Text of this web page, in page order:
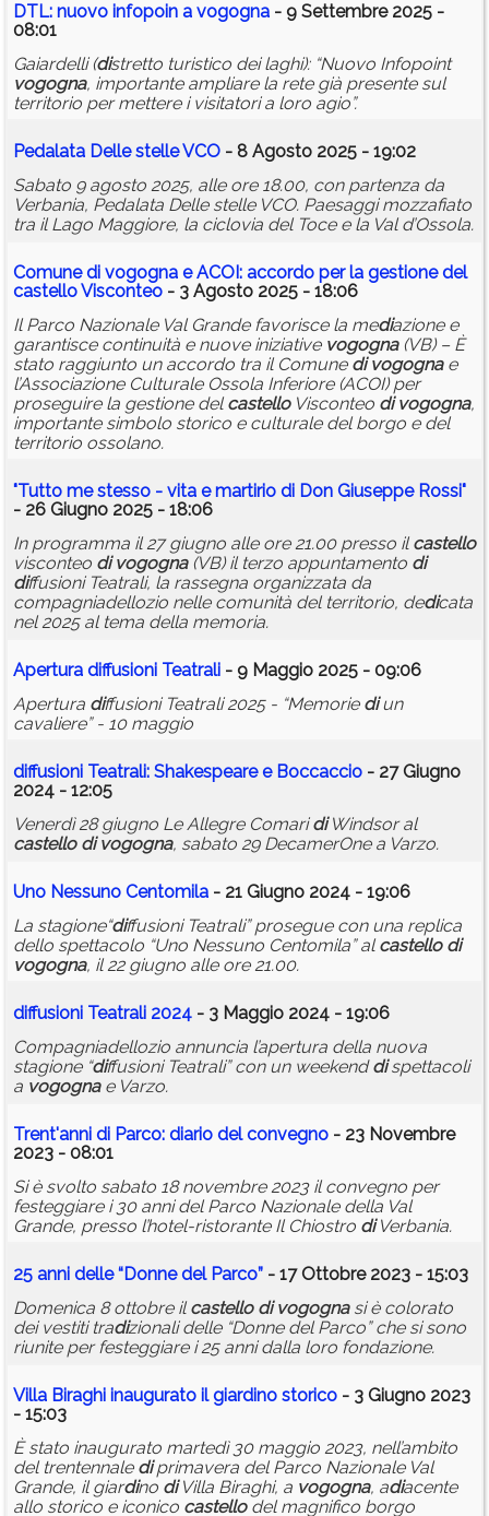
DTL: nuovo infopoin a vogogna - 9 Settembre 2025 -
08:01
Gaiardelli (distretto turistico dei laghi): “Nuovo Infopoint
vogogna, importante ampliare la rete già presente sul
territorio per mettere i visitatori a loro agio”.
Pedalata Delle stelle VCO - 8 Agosto 2025 - 19:02
Sabato 9 agosto 2025, alle ore 18.00, con partenza da
Verbania, Pedalata Delle stelle VCO. Paesaggi mozzafiato
tra il Lago Maggiore, la ciclovia del Toce e la Val d’Ossola.
Comunedi vogogna e ACOI: accordo per la gestione del
castelloVisconteo - 3 Agosto 2025 - 18:06
Il Parco Nazionale Val Grande favorisce la mediazione e
garantisce continuità e nuove iniziative vogogna(VB) – È
stato raggiunto un accordo tra il Comune di vogognae
l’Associazione Culturale Ossola Inferiore (ACOI) per
proseguire la gestione delcastelloVisconteo di vogogna,
importante simbolo storico e culturale del borgo e del
territorio ossolano.
"Tutto me stesso - vita e martirio di Don Giuseppe Rossi"
- 26 Giugno 2025 - 18:06
In programma il 27 giugno alle ore 21.00 presso ilcastello
visconteo di vogogna(VB) il terzo appuntamento di
diffusioni Teatrali, la rassegna organizzata da
compagniadellozio nelle comunità del territorio, dedicata
nel 2025 al tema della memoria.
Apertura diffusioni Teatrali - 9 Maggio 2025 - 09:06
Apertura diffusioni Teatrali 2025 - “Memorie diun
cavaliere” - 10 maggio
diffusioni Teatrali: Shakespeare e Boccaccio - 27 Giugno
2024 - 12:05
Venerdì 28 giugno Le Allegre ComaridiWindsor al
castello di vogogna, sabato 29 DecamerOne a Varzo.
Uno Nessuno Centomila - 21 Giugno 2024 - 19:06
La stagione“diffusioni Teatrali” prosegue con una replica
dello spettacolo “Uno Nessuno Centomila” alcastello di
vogogna, il 22 giugno alle ore 21.00.
diffusioni Teatrali 2024 - 3 Maggio 2024 - 19:06
Compagniadellozio annuncia l’apertura della nuova
stagione “diffusioni Teatrali” con un weekenddispettacoli
a vogognae Varzo.
Trent'anni di Parco: diario del convegno - 23 Novembre
2023 - 08:01
Si è svolto sabato 18 novembre 2023 il convegno per
festeggiare i 30 anni del Parco Nazionale della Val
Grande, presso l’hotel-ristorante Il Chiostro diVerbania.
25 anni delle “Donne del Parco” - 17 Ottobre 2023 - 15:03
Domenica 8 ottobre ilcastello di vogognasi è colorato
dei vestiti tradizionali delle “Donne del Parco” che si sono
riunite per festeggiare i 25 anni dalla loro fondazione.
Villa Biraghi inaugurato il giardino storico - 3 Giugno 2023
- 15:03
È stato inaugurato martedì 30 maggio 2023, nell’ambito
del trentennale diprimavera del Parco Nazionale Val
Grande, il giardino diVilla Biraghi, a vogogna, adiacente
allo storico e iconico castellodel magnifico borgo